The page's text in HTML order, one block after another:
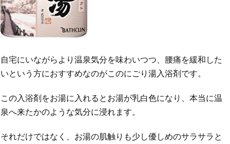
自宅にいながらより温泉気分を味わいつつ、腰痛を緩和した
いという方におすすめなのがこのにごり湯入浴剤です。
この入浴剤をお湯に入れるとお湯が乳白色になり、本当に温
泉へ来たかのような気分に浸れます。
それだけではなく、お湯の肌触りも少し優しめのサラサラと